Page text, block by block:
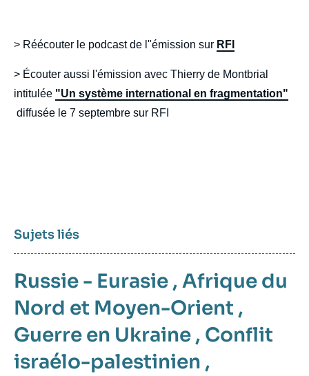
> Réécouter le podcast de l"émission sur RFI
> Écouter aussi l'émission avec Thierry de Montbrial
intitulée "Un système international en fragmentation"
diffusée le 7 septembre sur RFI
Sujets liés
Russie - Eurasie , Afrique du
Nord et Moyen-Orient ,
Guerre en Ukraine , Conflit
israélo-palestinien ,